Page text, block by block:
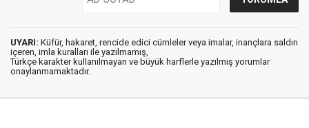
UYARI: Küfür, hakaret, rencide edici cümleler veya imalar, inançlara saldırı
içeren, imla kuralları ile yazılmamış,
Türkçe karakter kullanılmayan ve büyük harflerle yazılmış yorumlar
onaylanmamaktadır.